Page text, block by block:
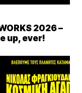
2026 –
up, ever!